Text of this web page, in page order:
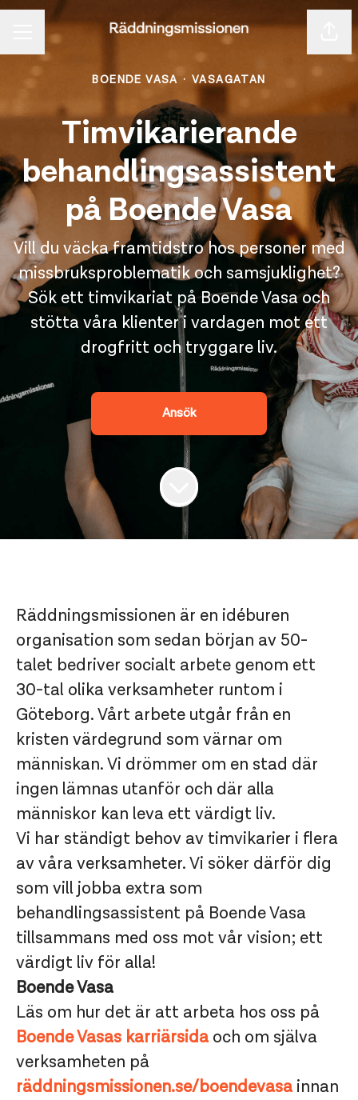
KARRIÄRMENY
BOENDE VASA · VASAGATAN
Timvikarierande
behandlingsassistent
på Boende Vasa
Vill du väcka framtidstro hos personer med
missbruksproblematik och samsjuklighet?
Sök ett timvikariat på Boende Vasa och
stötta våra klienter i vardagen mot ett
drogfritt och tryggare liv.
Ansök
Räddningsmissionen är en idéburen
organisation som sedan början av 50-
talet bedriver socialt arbete genom ett
30-tal olika verksamheter runtom i
Göteborg. Vårt arbete utgår från en
kristen värdegrund som värnar om
människan. Vi drömmer om en stad där
ingen lämnas utanför och där alla
människor kan leva ett värdigt liv.
Vi har ständigt behov av timvikarier i flera
av våra verksamheter. Vi söker därför dig
som vill jobba extra som
behandlingsassistent på Boende Vasa
tillsammans med oss mot vår vision; ett
värdigt liv för alla!
Boende Vasa
Läs om hur det är att arbeta hos oss på
Boende Vasas karriärsida och om själva
verksamheten på
räddningsmissionen.se/boendevasa innan